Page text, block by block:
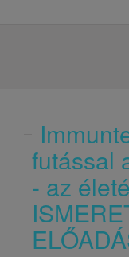
futással
- az